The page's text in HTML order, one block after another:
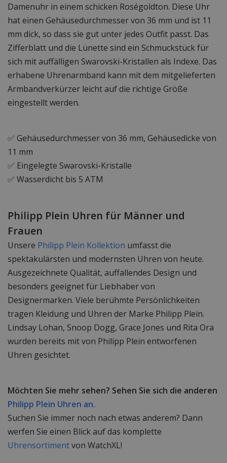
Damenuhr in einem schicken Roségoldton. Diese Uhr
hat einen Gehäusedurchmesser von 36 mm und ist 11
mm dick, so dass sie gut unter jedes Outfit passt. Das
Zifferblatt und die Lünette sind ein Schmuckstück für
sich mit auffälligen Swarovski-Kristallen als Indexe. Das
erhabene Uhrenarmband kann mit dem mitgelieferten
Armbandverkürzer leicht auf die richtige Größe
eingestellt werden.
✅ Gehäusedurchmesser von 36 mm, Gehäusedicke von
11 mm
✅ Eingelegte Swarovski-Kristalle
✅ Wasserdicht bis 5 ATM
Philipp Plein Uhren für Männer und
Frauen
Unsere Philipp Plein Kollektion umfasst die
spektakulärsten und modernsten Uhren von heute.
Ausgezeichnete Qualität, auffallendes Design und
besonders geeignet für Liebhaber von
Designermarken. Viele berühmte Persönlichkeiten
tragen Kleidung und Uhren der Marke Philipp Plein.
Lindsay Lohan, Snoop Dogg, Grace Jones und Rita Ora
wurden bereits mit von Philipp Plein entworfenen
Uhren gesichtet.
Möchten Sie mehr sehen? Sehen Sie sich die anderen
Philipp Plein Uhren an.
Suchen Sie immer noch nach etwas anderem? Dann
werfen Sie einen Blick auf das komplette
Uhrensortimentvon WatchXL!